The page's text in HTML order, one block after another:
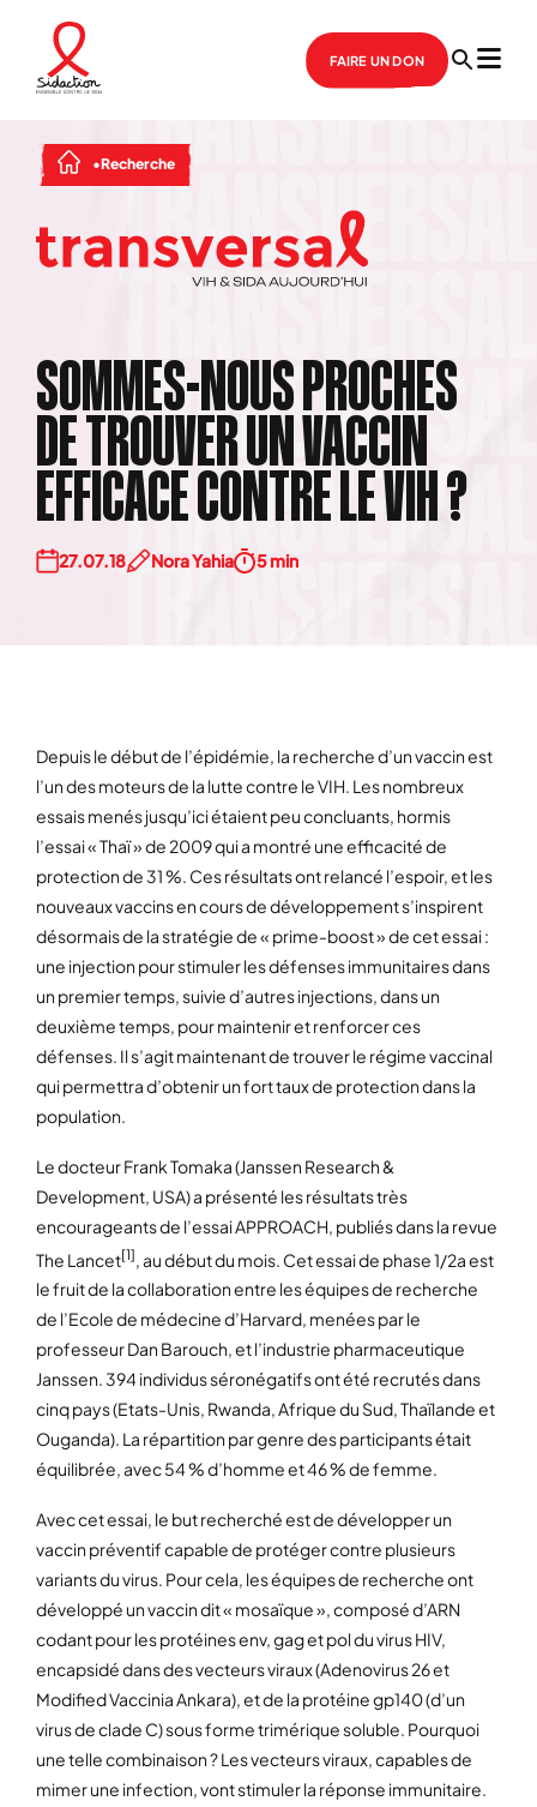
FAIRE UN DON
Recherche
SOMMES-NOUS PROCHES
DE TROUVER UN VACCIN
EFFICACE CONTRE LE VIH ?
27.07.18 Nora Yahia 5 min
Depuis le début de l’épidémie, la recherche d’un vaccin est
l’un des moteurs de la lutte contre le VIH. Les nombreux
essais menés jusqu’ici étaient peu concluants, hormis
l’essai « Thaï » de 2009 qui a montré une efficacité de
protection de 31 %. Ces résultats ont relancé l’espoir, et les
nouveaux vaccins en cours de développement s’inspirent
désormais de la stratégie de « prime-boost » de cet essai :
une injection pour stimuler les défenses immunitaires dans
un premier temps, suivie d’autres injections, dans un
deuxième temps, pour maintenir et renforcer ces
défenses. Il s’agit maintenant de trouver le régime vaccinal
qui permettra d’obtenir un fort taux de protection dans la
population.
Le docteur Frank Tomaka (Janssen Research &
Development, USA) a présenté les résultats très
encourageants de l’essai APPROACH, publiés dans la revue
The Lancet[1] , au début du mois. Cet essai de phase 1/2a est
le fruit de la collaboration entre les équipes de recherche
de l’Ecole de médecine d’Harvard, menées par le
professeur Dan Barouch, et l’industrie pharmaceutique
Janssen. 394 individus séronégatifs ont été recrutés dans
cinq pays (Etats-Unis, Rwanda, Afrique du Sud, Thaïlande et
Ouganda). La répartition par genre des participants était
équilibrée, avec 54 % d’homme et 46 % de femme.
Avec cet essai, le but recherché est de développer un
vaccin préventif capable de protéger contre plusieurs
variants du virus. Pour cela, les équipes de recherche ont
développé un vaccin dit « mosaïque », composé d’ARN
codant pour les protéines env, gag et pol du virus HIV,
encapsidé dans des vecteurs viraux (Adenovirus 26 et
Modified Vaccinia Ankara), et de la protéine gp140 (d’un
virus de clade C) sous forme trimérique soluble. Pourquoi
une telle combinaison ? Les vecteurs viraux, capables de
mimer une infection, vont stimuler la réponse immunitaire.